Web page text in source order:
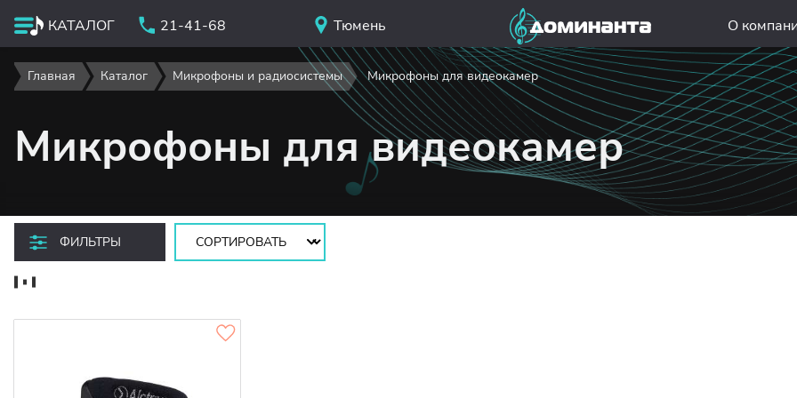
КАТАЛОГ 21-41-68 Тюмень О
Главная Каталог Микрофоны и радиосистемы Микрофоны для видеокамер
Микрофоны для видеокамер
ФИЛЬТРЫ